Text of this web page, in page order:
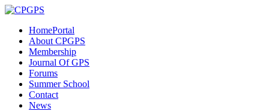
HomePortal
About CPGPS
Membership
Journal Of GPS
Forums
Summer School
Contact
News